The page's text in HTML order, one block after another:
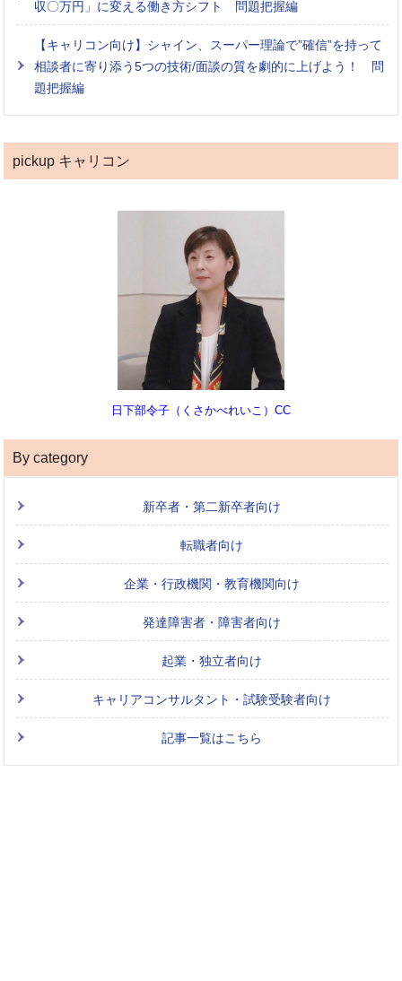
収〇万円」に変える働き方シフト 問題把握編
【キャリコン向け】シャイン、スーパー理論で”確信”を持って
相談者に寄り添う5つの技術/面談の質を劇的に上げよう！ 問
題把握編
pickup キャリコン
日下部令子（くさかべれいこ）CC
By category
新卒者・第二新卒者向け
転職者向け
企業・行政機関・教育機関向け
発達障害者・障害者向け
起業・独立者向け
キャリアコンサルタント・試験受験者向け
記事一覧はこちら